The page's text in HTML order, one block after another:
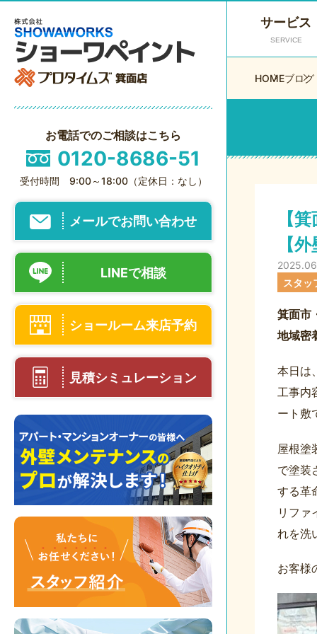
お電話でのご相談はこちら
0120-8686-51
受付時間 9:00～18:00（定休日：なし）
メールでお問い合わせ
LINEで相談
ショールーム来店予約
見積シミュレーション
サービス
SERVICE
HOMEブログ
【
【
スタッ
箕面市
地域密
本日は
工事内
ート敷
屋根塗
で塗装
する革
リファ
れを洗
お客様